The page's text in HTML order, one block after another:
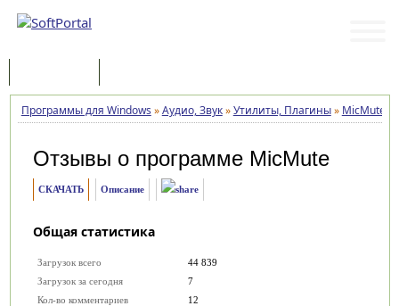
Программы для Windows »Аудио, Звук»Утилиты, Плагины» MicMute
Отзывы о программе MicMute
СКАЧАТЬ Описание
Общая статистика
Загрузок всего
44 839
Загрузок за сегодня
7
Кол-во комментариев
12